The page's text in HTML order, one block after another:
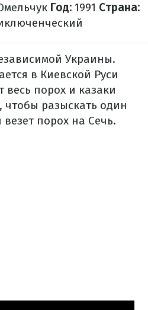
Год: 1991 Страна:
Украины.
в Киевской Руси
весь порох и казаки
, чтобы разыскать один
везет порох на Сечь.